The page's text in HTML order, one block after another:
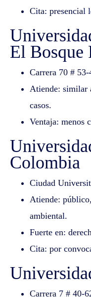
Cita: presencial
El Bosque
Carrera 70 #
Atiende: similar
casos.
Ventaja: menos
Colombia
Ciudad
Atiende:
ambiental.
Fuerte en:
Cita: por
Carrera 7 # 40-